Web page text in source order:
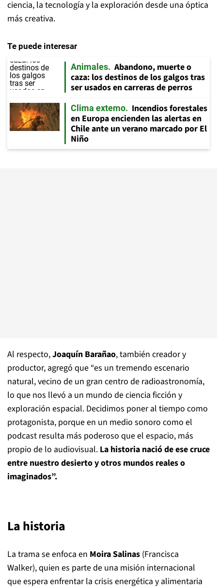
ciencia, la tecnología y la exploración desde una óptica
más creativa.
Te puede interesar
Animales
Abandono, muerte o
caza: los destinos de los galgos tras
ser usados en carreras de perros
Clima extemo
Incendios forestales
en Europa encienden las alertas en
Chile ante un verano marcado por El
Niño
Al respecto,Joaquín Barañao, también creador y
productor, agregó que “es un tremendo escenario
natural, vecino de un gran centro de radioastronomía,
lo que nos llevó a un mundo de ciencia ficción y
exploración espacial. Decidimos poner al tiempo como
protagonista, porque en un medio sonoro como el
podcast resulta más poderoso que el espacio, más
propio de lo audiovisual. La historia nació de ese cruce
entre nuestro desierto y otros mundos reales o
imaginados”.
La historia
La trama se enfoca en Moira Salinas (Francisca
Walker), quien es parte de una misión internacional
que espera enfrentar la crisis energética y alimentaria